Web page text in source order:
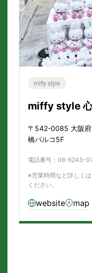
miffy style
miffy style
〒542-0085 大阪
橋パルコ5F
電話番号： 06-6243-
※営業時間など詳しくは
ください。
website map